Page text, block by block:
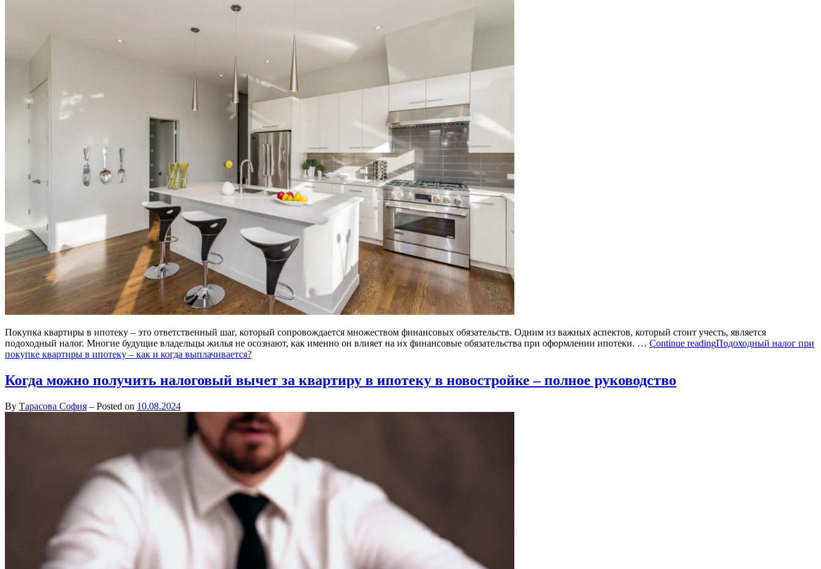
Покупка квартиры в ипотеку – это ответственный шаг, который сопровождается множеством финансовых обязательств. Одним из важных аспектов, который стоит учесть, является
подоходный налог. Многие будущие владельцы жилья не осознают, как именно он влияет на их финансовые обязательства при оформлении ипотеки. … Continue readingПодоходный налог при
покупке квартиры в ипотеку – как и когда выплачивается?
Когда можно получить налоговый вычет за квартиру в ипотеку в новостройке – полное руководство
By Тарасова София – Posted on 10.08.2024